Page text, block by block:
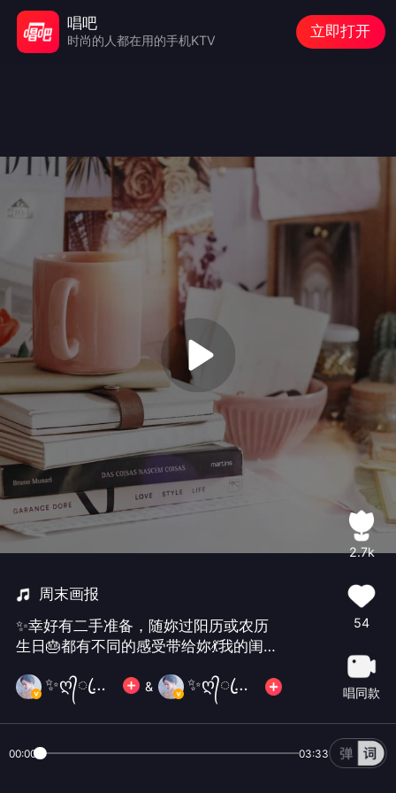
周末画报
✨幸好有二手准备，随妳过阳历或农历
生日🎂都有不同的感受带给妳💃我的闺蜜
画报送给和我馨同是农历腊月十六生日
的四哥 祝福生日宝子们🎂🥳@დ🎵煜馨
✨ღ᭄ꦿ馨੭ु馨੭ु貓✨ & ✨ღ᭄ꦿ馨੭ु馨੭ु貓✨
2.7k
54
唱同款
00:00 03:33
唱吧
时尚的人都在用的手机KTV
立即打开